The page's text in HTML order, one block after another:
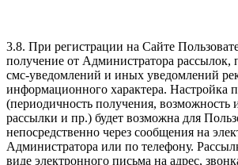
3.8. При регистрации на Сайте
получение от Администратора
смс-уведомлений и иных уведомлений
информационного характера. Настройка
(периодичность получения, возможность
рассылки и пр.) будет возможна для
непосредственно через сообщения на
Администратора или по телефону.
виде электронного письма на адрес,